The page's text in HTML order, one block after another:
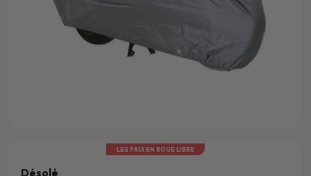
LES PRIX EN ROUE LIBRE
Désolé